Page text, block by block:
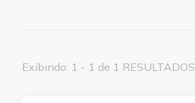
Exibindo: 1 - 1 de 1 RESULTADOS